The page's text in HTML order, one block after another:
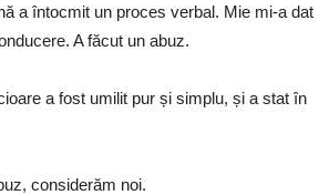
a întocmit un proces verbal. Mie mi-a dat
A făcut un abuz.
a fost umilit pur și simplu, și a stat în
considerăm noi.